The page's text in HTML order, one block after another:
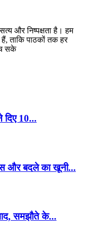
और निष्पक्षता है। हम
ताकि पाठकों तक हर
सके
दिए 10...
और बदले का खूनी...
समझौते के...